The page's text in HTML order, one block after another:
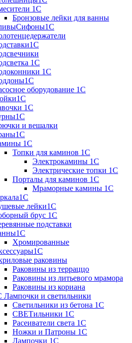
1С
Бронзовые лейки для ванны
1С
1С
оборудование 1С
1С
и вешалки
1C
Топки для каминов 1C
Электрокамины 1С
Электрические топки 1C
Порталы для каминов 1С
Мраморные камины 1C
лейки1С
брус 1С
подставки
Хромированные
раковины
Раковины из терраццо
Раковины из литьевого мрамора
Раковины из кориана
Лампочки и светильники
Светильники из бетона 1С
СВЕТильники 1С
Расеиватели света 1С
Ножки и Патроны 1С
Лампочки 1С